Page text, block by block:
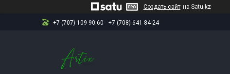
Создать сайт на Satu.kz
+7 (707) 109-90-60 +7 (708) 641-84-24